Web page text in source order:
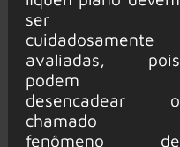
ser
cuidadosamente
avaliadas, pois
podem
desencadear o
chamado
fenômeno de